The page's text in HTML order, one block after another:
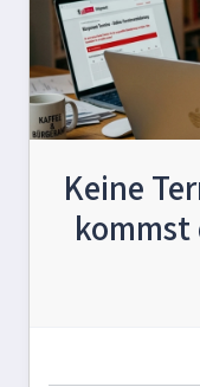
Keine
kommst